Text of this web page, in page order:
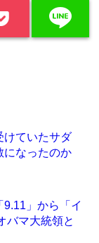
line
けていたサダ
になったのか
」から「イ
マ大統領と